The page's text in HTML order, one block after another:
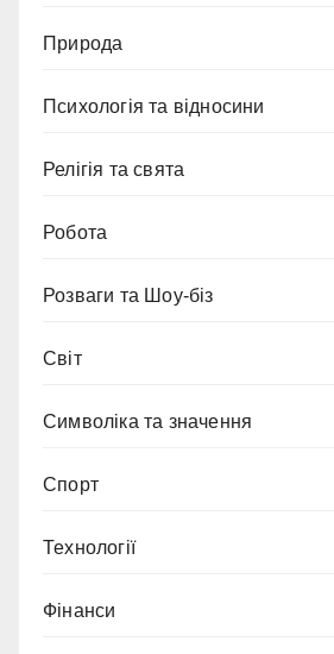
Природа
Психологія та відносини
Релігія та свята
Робота
Розваги та Шоу-біз
Світ
Символіка та значення
Спорт
Технології
Фінанси